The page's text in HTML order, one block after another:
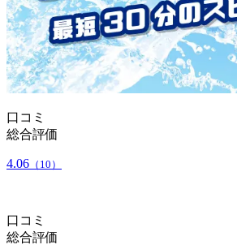
口コミ
総合評価
4.06 （10）
口コミ
総合評価